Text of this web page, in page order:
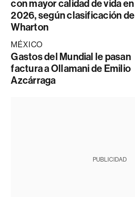
con mayor calidad de vida en
2026, según clasificación de
Wharton
MÉXICO
Gastos del Mundial le pasan
factura a Ollamani de Emilio
Azcárraga
PUBLICIDAD